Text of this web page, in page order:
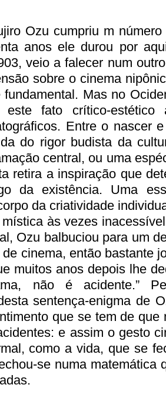
Ozu cumpriu m
anos ele durou por
veio a falecer num
sobre o cinema
Mas no
este fato crítico-estético
Entre o nascer
do rigor budista da
central, ou uma
retira a inspiração que
da existência. Uma
da criatividade
às vezes
Ozu balbuciou para um
cinema, então bastante
muitos anos depois lhe
não é acidente.”
sentença-enigma de
que se tem de que
e assim o gesto
como a vida, que se
se numa matemática